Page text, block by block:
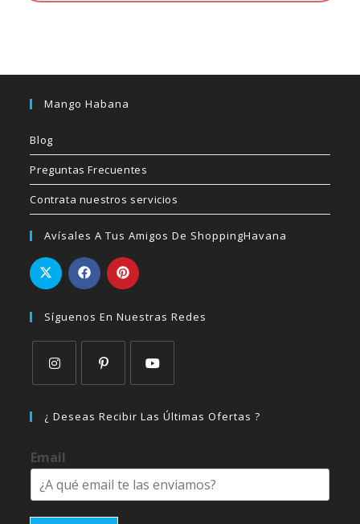
Mango Habana
Blog
Preguntas Frecuentes
Contrata nuestros servicios
Avísales A Tus Amigos De ShoppingHavana
Síguenos En Nuestras Redes
abre
una
nueva
pestaña
abre
nueva
pestaña
abre
nueva
pestaña
¿ Deseas Recibir Las Últimas Ofertas ?
Email